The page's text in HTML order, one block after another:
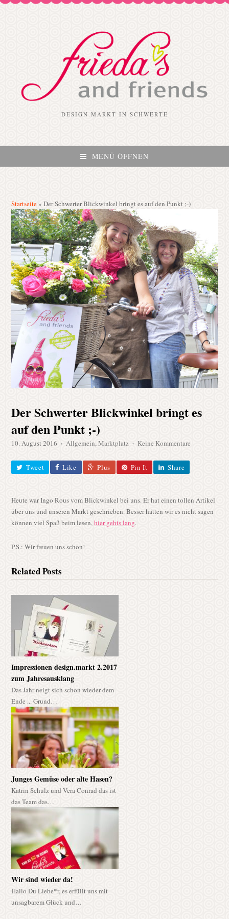
DESIGN.MARKT IN SCHWERTE
MENÜ ÖFFNEN
Startseite»Der Schwerter Blickwinkel bringt es auf den Punkt ;-)
Der Schwerter Blickwinkel bringt es
auf den Punkt ;-)
10. August 2016 ♦ Allgemein,Marktplatz ♦ Keine Kommentare
es
auf
Tweet Like Plus Pin It Share
Heute war Ingo Rous vom Blickwinkel bei uns. Er hat einen tollen Artikel
über uns und unseren Markt geschrieben. Besser hätten wir es nicht sagen
können viel Spaß beim lesen,hier gehts lang.
P.S.: Wir freuen uns schon!
Related Posts
Impressionen design.markt 2.2017
zum Jahresausklang
Das Jahr neigt sich schon wieder dem
Ende ... Grund…
Junges Gemüse oder alte Hasen?
Katrin Schulz und Vera Conrad das ist
das Team das…
Wir sind wieder da!
Hallo Du Liebe*r, es erfüllt uns mit
unsagbarem Glück und…